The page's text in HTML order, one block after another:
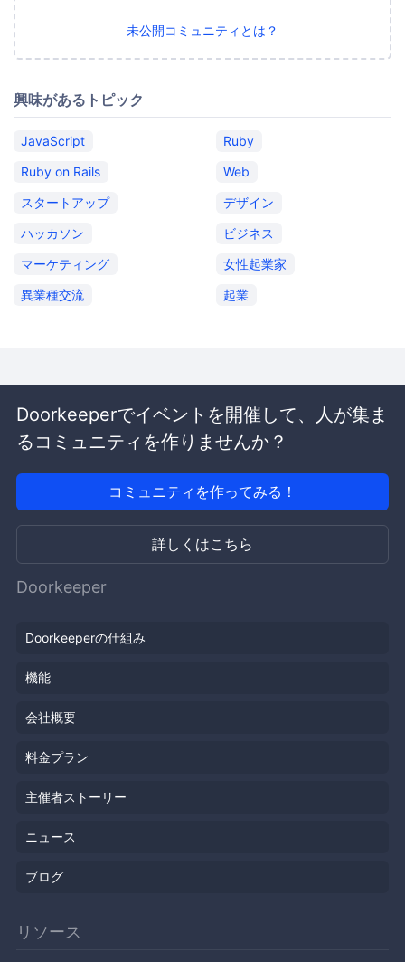
未公開コミュニティとは？
興味があるトピック
JavaScript
Ruby
Ruby on Rails
Web
スタートアップ
デザイン
ハッカソン
ビジネス
マーケティング
女性起業家
異業種交流
起業
Doorkeeperでイベントを開催して、人が集ま
るコミュニティを作りませんか？
コミュニティを作ってみる！
詳しくはこちら
Doorkeeper
Doorkeeperの仕組み
機能
会社概要
料金プラン
主催者ストーリー
ニュース
ブログ
リソース